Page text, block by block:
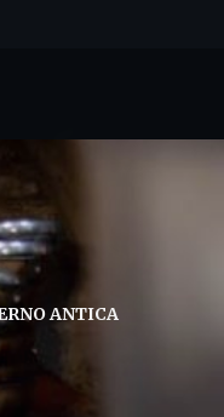
ANTICA